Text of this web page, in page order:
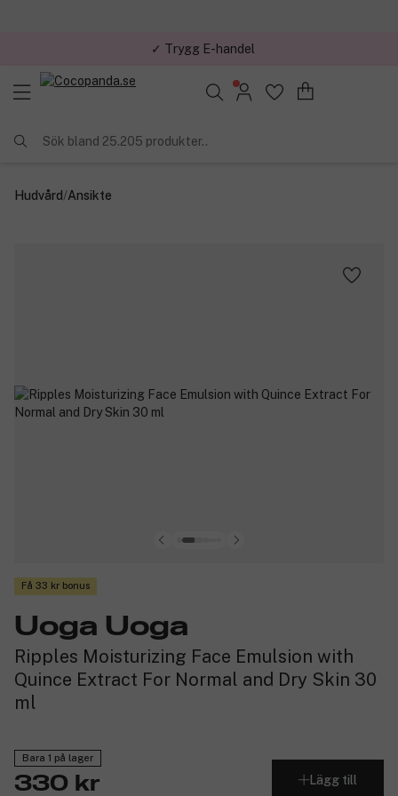
✓ Trygg E-handel
Sök bland 25.205 produkter..
Hudvård/Ansikte
Få 33 kr bonus
Uoga Uoga
Ripples Moisturizing Face Emulsion with
Quince Extract For Normal and Dry Skin 30
ml
Bara 1 på lager
330 kr Lägg till